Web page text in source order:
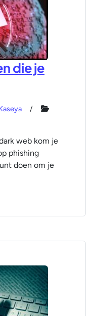
die je
web kom je
phishing
doen om je